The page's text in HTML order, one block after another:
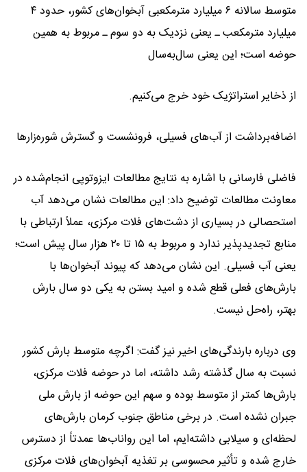
متوسط سالانه ۶ میلیارد مترمکعبی آبخوان‌های کشور، حدود ۴
میلیارد مترمکعب ـ یعنی نزدیک به دو سوم ـ مربوط به همین
حوضه است؛ این یعنی سال‌به‌سال
از ذخایر استراتژیک خود خرج می‌کنیم.
اضافه‌برداشت از آب‌های فسیلی، فرونشست و گسترش شوره‌زارها
فاضلی فارسانی با اشاره به نتایج مطالعات ایزوتوپی انجام‌شده در
معاونت مطالعات توضیح داد: این مطالعات نشان می‌دهد آب
استحصالی در بسیاری از دشت‌های فلات مرکزی، عملاً ارتباطی با
منابع تجدیدپذیر ندارد و مربوط به ۱۵ تا ۲۰ هزار سال پیش است؛
یعنی آب فسیلی. این نشان می‌دهد که پیوند آبخوان‌ها با
بارش‌های فعلی قطع شده و امید بستن به یکی دو سال بارش
بهتر، راه‌حل نیست.
وی درباره بارندگی‌های اخیر نیز گفت: اگرچه متوسط بارش کشور
نسبت به سال گذشته رشد داشته، اما در حوضه فلات مرکزی،
بارش‌ها کمتر از متوسط بوده و سهم این حوضه از بارش ملی
جبران نشده است. در برخی مناطق جنوب کرمان بارش‌های
لحظه‌ای و سیلابی داشته‌ایم، اما این رواناب‌ها عمدتاً از دسترس
خارج شده و تأثیر محسوسی بر تغذیه آبخوان‌های فلات مرکزی